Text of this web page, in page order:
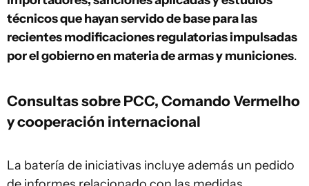
técnicos que hayan servido de base para las
recientes modificaciones regulatorias impulsadas
por el gobierno en materia de armas y municiones.
Consultas sobre PCC, Comando Vermelho
y cooperación internacional
La batería de iniciativas incluye además un pedido